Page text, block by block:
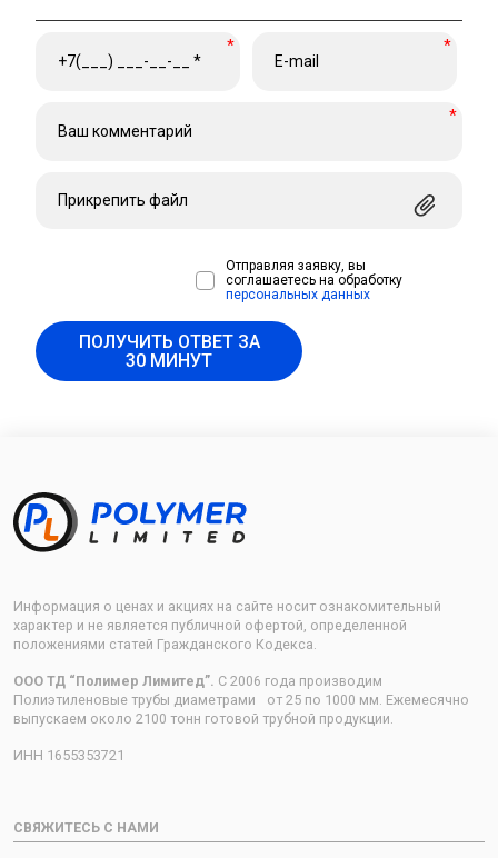
* *
*
Прикрепить файл
Отправляя заявку, вы
соглашаетесь на обработку
персональных данных
ПОЛУЧИТЬ ОТВЕТ ЗА
30 МИНУТ
Информация о ценах и акциях на сайте носит ознакомительный
характер и не является публичной офертой, определенной
положениями статей Гражданского Кодекса.
ООО ТД “Полимер Лимитед”. С 2006 года производим
Полиэтиленовые трубы диаметрами от 25 по 1000 мм. Ежемесячно
выпускаем около 2100 тонн готовой трубной продукции.
ИНН 1655353721
СВЯЖИТЕСЬ С НАМИ